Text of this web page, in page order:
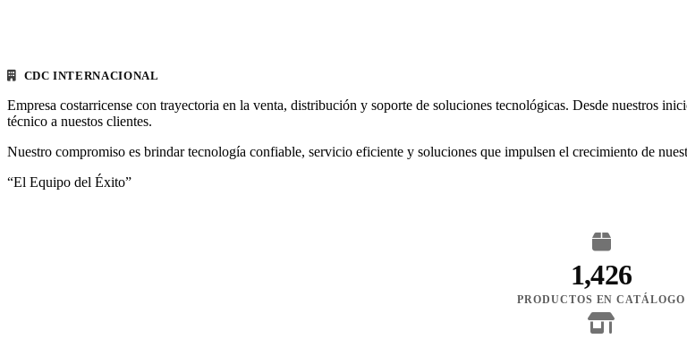
CDC INTERNACIONAL
Empresa costarricense con trayectoria en la venta, distribución y soporte de soluciones tecnológicas. Desde nuestros
técnico a nuestos clientes.
Nuestro compromiso es brindar tecnología confiable, servicio eficiente y soluciones que impulsen el crecimiento de
“El Equipo del Éxito”
1,426
PRODUCTOS EN CATÁLOGO